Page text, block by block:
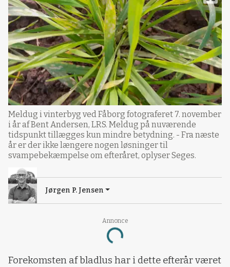
Annonce
Loading...
Meldug i vinterbyg ved Fåborg fotograferet 7. november
i år af Bent Andersen, LRS. Meldug på nuværende
tidspunkt tillægges kun mindre betydning. - Fra næste
år er der ikke længere nogen løsninger til
svampebekæmpelse om efteråret, oplyser Seges.
Jørgen P. Jensen
Forekomsten af bladlus har i dette efterår været